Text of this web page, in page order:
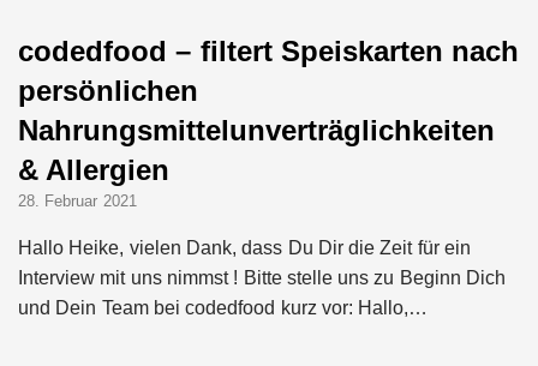
codedfood – filtert Speiskarten nach
persönlichen
Nahrungsmittelunverträglichkeiten
& Allergien
28. Februar 2021
Hallo Heike, vielen Dank, dass Du Dir die Zeit für ein
Interview mit uns nimmst ! Bitte stelle uns zu Beginn Dich
und Dein Team bei codedfood kurz vor: Hallo,…